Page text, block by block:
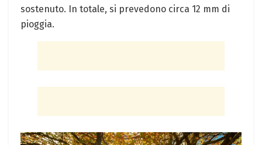
sostenuto. In totale, si prevedono circa 12 mm di
pioggia.